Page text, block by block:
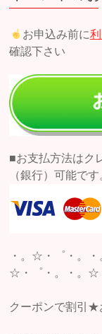
お申込み前に
確認下さい
■お支払方法はク
（銀行）可能です
・。☆・゜・。
☆・゜・。・。☆
クーポンで割引★